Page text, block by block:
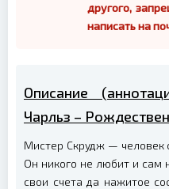
другого,
написать на
Описание
Чарльз –
Мистер Скрудж — человек
Он никого не любит и сам
свои счета да нажитое